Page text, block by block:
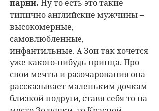
парни. Ну то есть это такие
типично английские мужчины –
высокомерные,
самовлюбленные,
инфантильные. А Зои так хочется
уже какого-нибудь принца. Про
свои мечты и разочарования она
рассказывает маленьким дочкам
близкой подруги, ставя себя то на